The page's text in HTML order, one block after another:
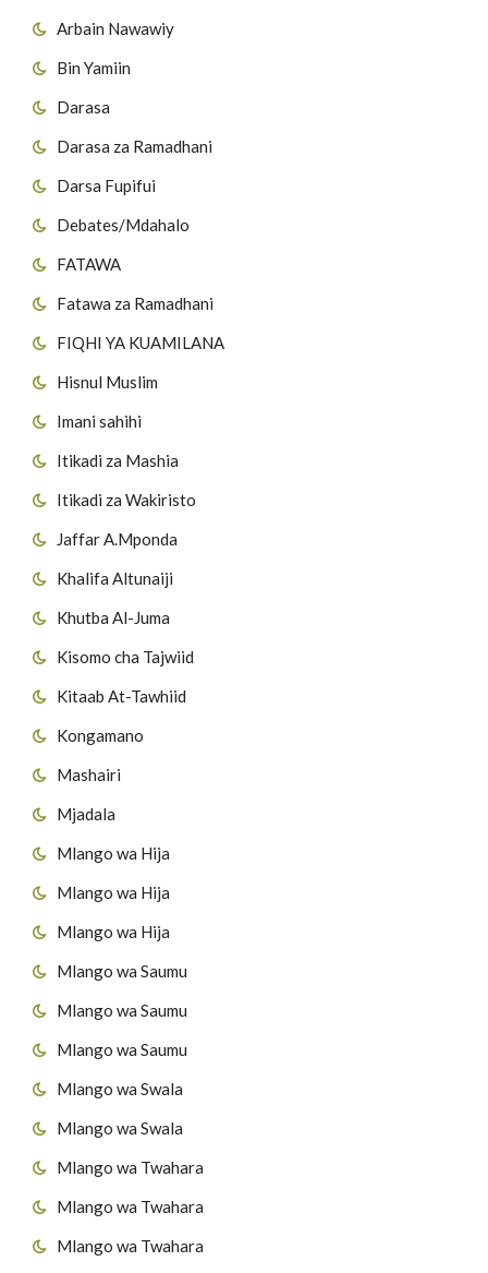
Arbain Nawawiy
Bin Yamiin
Darasa
Darasa za Ramadhani
Darsa Fupifui
Debates/Mdahalo
FATAWA
Fatawa za Ramadhani
FIQHI YA KUAMILANA
Hisnul Muslim
Imani sahihi
Itikadi za Mashia
Itikadi za Wakiristo
Jaffar A.Mponda
Khalifa Altunaiji
Khutba Al-Juma
Kisomo cha Tajwiid
Kitaab At-Tawhiid
Kongamano
Mashairi
Mjadala
Mlango wa Hija
Mlango wa Hija
Mlango wa Hija
Mlango wa Saumu
Mlango wa Saumu
Mlango wa Saumu
Mlango wa Swala
Mlango wa Swala
Mlango wa Twahara
Mlango wa Twahara
Mlango wa Twahara